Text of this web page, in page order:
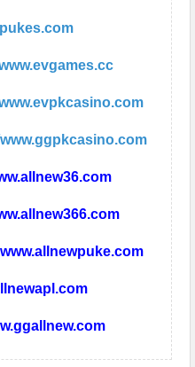
www.allnewpuke.com